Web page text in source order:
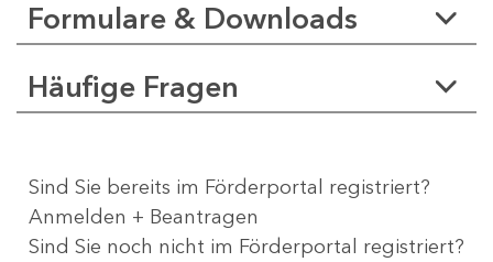
Formulare & Downloads
Häufige Fragen
Sind Sie bereits im Förderportal registriert?
Anmelden + Beantragen
Sind Sie noch nicht im Förderportal registriert?